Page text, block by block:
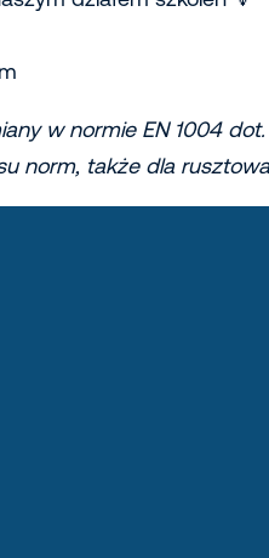
w normie EN 1004
norm, także dla